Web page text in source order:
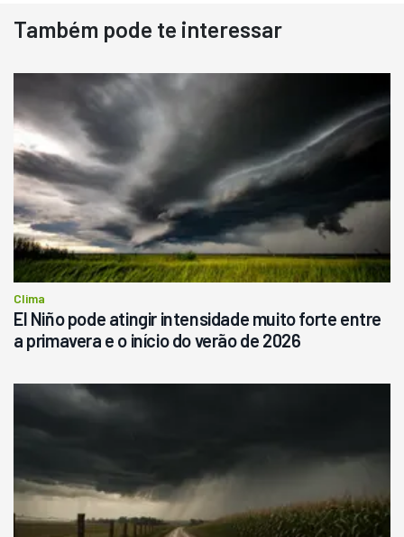
Destaque
Usado
Pá Carregadeira Cat 966
Ano 1987
Londrina
R$ 145.000
Consultar
Também pode te interessar
Clima
El Niño pode atingir intensidade muito forte entre
a primavera e o início do verão de 2026